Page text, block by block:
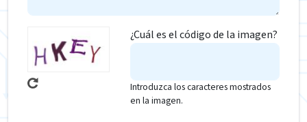
¿Cuál es el código de la imagen?
Introduzca los caracteres mostrados
en la imagen.